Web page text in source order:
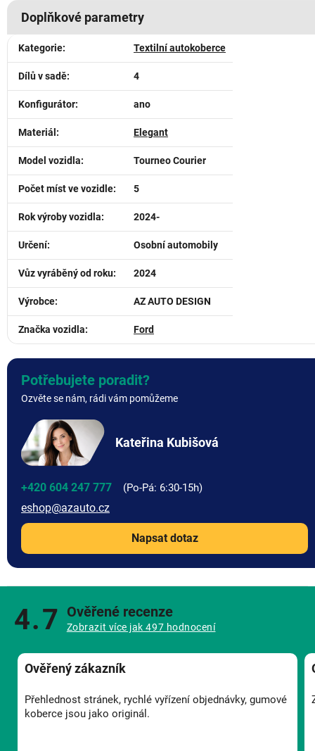
Doplňkové parametry
Kategorie: Textilní autokoberce
Dílů v sadě: 4
Konfigurátor: ano
Materiál : Elegant
Model vozidla: Tourneo Courier
Počet míst ve vozidle: 5
Rok výroby vozidla: 2024-
Určení: Osobní automobily
Vůz vyráběný od roku: 2024
Výrobce: AZ AUTO DESIGN
Značka vozidla: Ford
Potřebujete poradit?
Ozvěte se nám, rádi vám pomůžeme
Kateřina Kubišová
+420 604 247 777
eshop@azauto.cz
Napsat dotaz
4.7 Ověřené recenze
Zobrazit více jak 497 hodnocení
Ověřený zákazník
Přehlednost stránek, rychlé vyřízení objednávky, gumové
koberce jsou jako originál.